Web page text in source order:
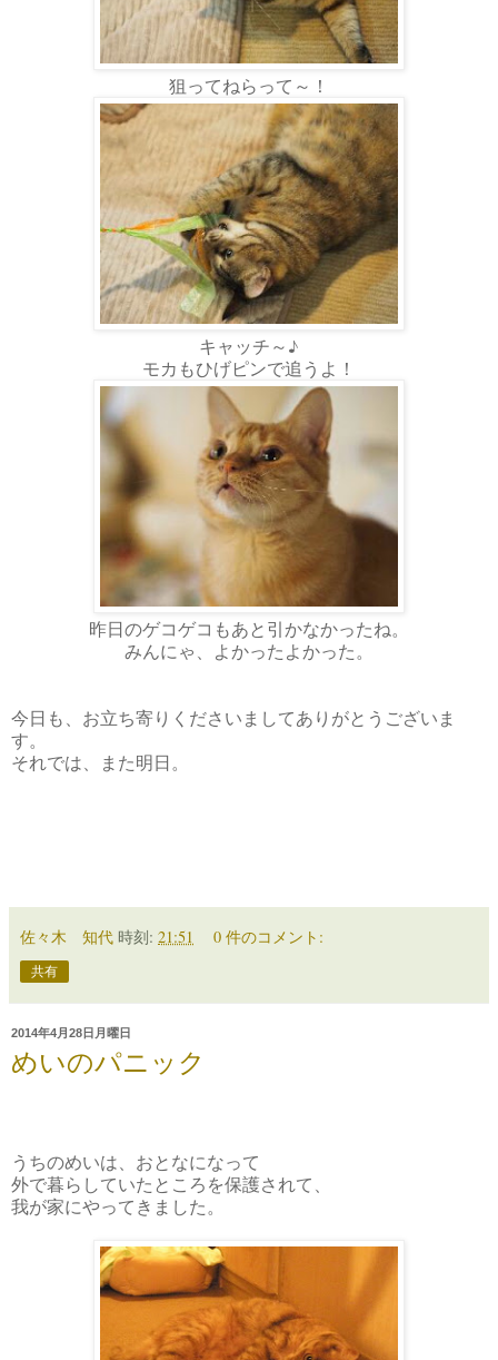
狙ってねらって～！
キャッチ～♪
モカもひげピンで追うよ！
昨日のゲコゲコもあと引かなかったね。
みんにゃ、よかったよかった。
今日も、お立ち寄りくださいましてありがとうございま
す。
それでは、また明日。
佐々木 知代 時刻: 21:51 0 件のコメント:
共有
2014年4月28日月曜日
めいのパニック
うちのめいは、おとなになって
外で暮らしていたところを保護されて、
我が家にやってきました。